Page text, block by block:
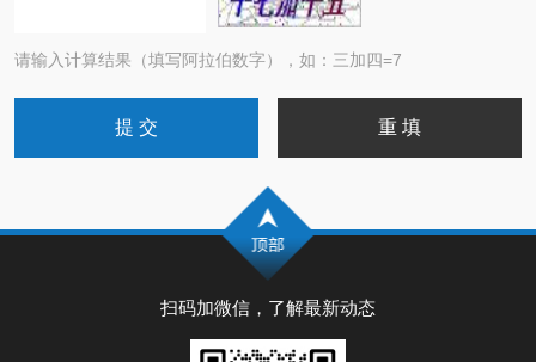
请输入计算结果（填写阿拉伯数字），如：三加四=7
扫码加微信，了解最新动态